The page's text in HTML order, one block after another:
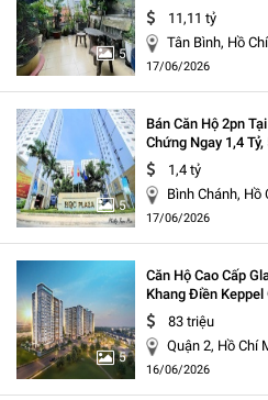
5
11,11 tỷ
Tân Bình,
17/06/2026
5
Bán Căn Hộ 2pn
Chứng Ngay 1,4
1,4 tỷ
Bình
17/06/2026
5
Căn Hộ Cao Cấp
Khang Điền
83 triệu
Quận 2, Hồ
16/06/2026